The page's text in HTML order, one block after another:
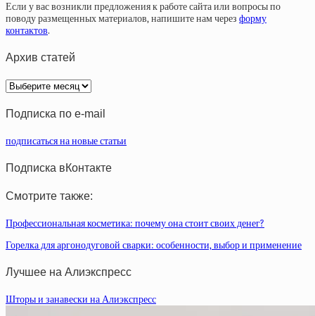
Если у вас возникли предложения к работе сайта или вопросы по
поводу размещенных материалов, напишите нам через форму
контактов.
Архив статей
Архив
статей
Подписка по e-mail
подписаться на новые статьи
Подписка вКонтакте
Смотрите также:
Профессиональная косметика: почему она стоит своих денег?
Горелка для аргонодуговой сварки: особенности, выбор и применение
Лучшее на Алиэкспресс
Шторы и занавески на Алиэкспресс